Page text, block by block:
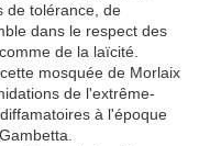
de tolérance, de
dans le respect des
de la laïcité.
mosquée de Morlaix
de l'extrême-
à l'époque